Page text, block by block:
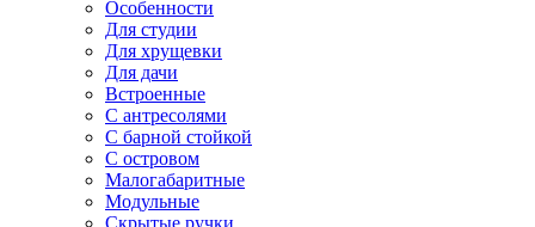
Особенности
Для студии
Для хрущевки
Для дачи
Встроенные
С антресолями
С барной стойкой
С островом
Малогабаритные
Модульные
Скрытые ручки